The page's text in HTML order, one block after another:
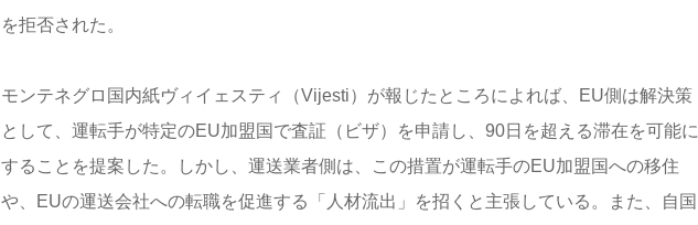
を拒否された。
モンテネグロ国内紙ヴィイェスティ（Vijesti）が報じたところによれば、EU側は解決策
として、運転手が特定のEU加盟国で査証（ビザ）を申請し、90日を超える滞在を可能に
することを提案した。しかし、運送業者側は、この措置が運転手のEU加盟国への移住
や、EUの運送会社への転職を促進する「人材流出」を招くと主張している。また、自国